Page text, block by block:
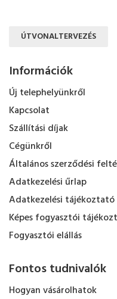
ÚTVONALTERVEZÉS
Információk
Új telephelyünkről
Kapcsolat
Szállítási díjak
Cégünkről
Általános szerződési
Adatkezelési űrlap
Adatkezelési tájékoztató
Képes fogyasztói
Fogyasztói elállás
Fontos tudnivalók
Hogyan vásárolhatok